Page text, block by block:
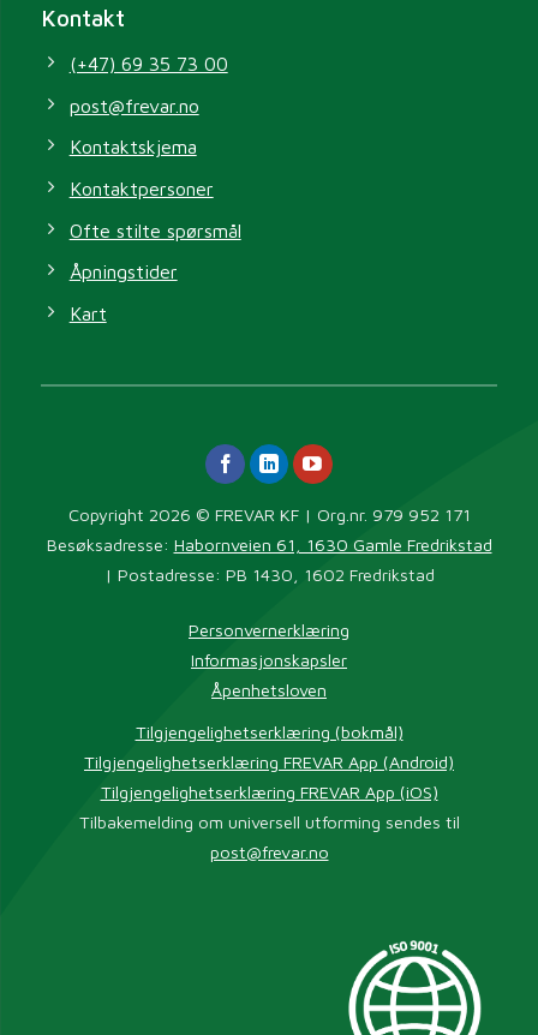
Kontakt
(+47) 69 35 73 00
post@frevar.no
Kontaktskjema
Kontaktpersoner
Ofte stilte spørsmål
Åpningstider
Kart
Copyright 2026 © FREVAR KF | Org.nr. 979 952 171
Besøksadresse: Habornveien 61, 1630 Gamle Fredrikstad
| Postadresse: PB 1430, 1602 Fredrikstad
Personvernerklæring
Informasjonskapsler
Åpenhetsloven
Tilgjengelighetserklæring (bokmål)
Tilgjengelighetserklæring FREVAR App (Android)
Tilgjengelighetserklæring FREVAR App (iOS)
Tilbakemelding om universell utforming sendes til
post@frevar.no